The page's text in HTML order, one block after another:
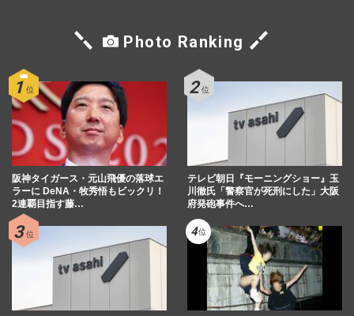
Photo Ranking
阪神タイガース・元山飛優の落球エ
ラーに DeNA・牧秀悟もビックリ！
2連覇目指す藤…
テレビ朝日『モーニングショー』玉
川徹氏「警察官が死刑にした」大阪
府発砲事件へ…